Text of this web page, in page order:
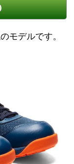
モデルです。